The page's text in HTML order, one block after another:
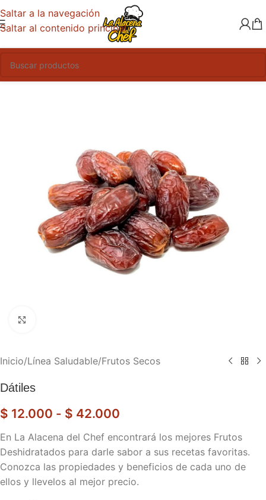
Saltar a la navegación
Saltar al contenido principal
Inicio/Línea Saludable/Frutos Secos
Dátiles
$ 12.000 - $ 42.000
En La Alacena del Chef encontrará los mejores Frutos
Deshidratados para darle sabor a sus recetas favoritas.
Conozca las propiedades y beneficios de cada uno de
ellos y llevelos al mejor precio.